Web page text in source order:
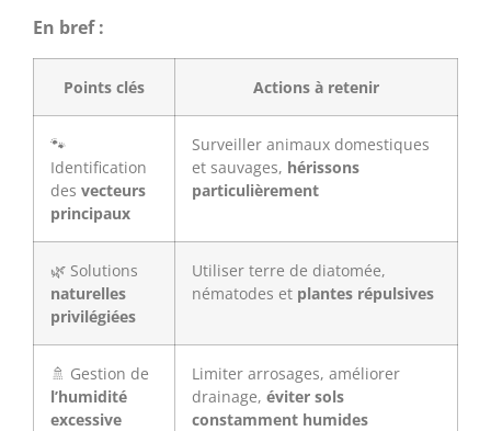
En bref :
Points clés Actions à retenir
🐾
Identification
des vecteurs
principaux
Surveiller animaux domestiques
et sauvages, hérissons
particulièrement
🌿 Solutions
naturelles
privilégiées
Utiliser terre de diatomée,
nématodes et plantes répulsives
🚿 Gestion de
l’humidité
excessive
Limiter arrosages, améliorer
drainage, éviter sols
constamment humides